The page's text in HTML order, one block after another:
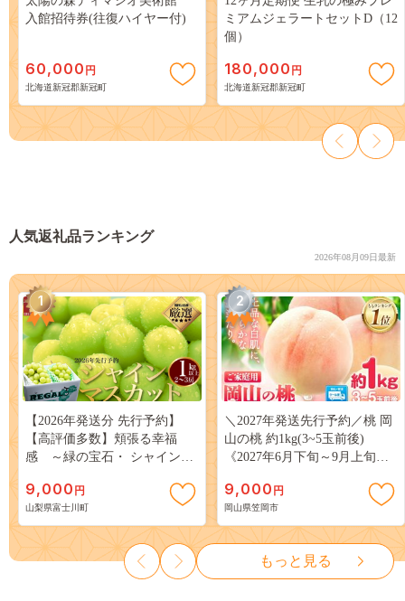
入館招待券(往復ハイヤー付)
60,000 円
北海道新冠郡新冠町
ミアムジェラートセットD（12
個）
180,000 円
北海道新冠郡新冠町
人気返礼品ランキング
2026年08月09日最新
1
【2026年発送分 先行予約】
【高評価多数】頬張る幸福
感 ～緑の宝石・ シャインマ
３房） フルーツ 山梨県産 果
物 くだもの シャイン マスカ
ット ぶどう ブドウ 葡萄 大粒
種なし 先行予約 富士川町
10000円 一万円 9000円 九千円
9,000 円
山梨県富士川町
2
＼2027年発送先行予約／桃 岡
山の桃 約1kg(3~5玉前後)
《2027年6月下旬～9月上旬頃
岡山 はくとう スイーツ フル
ーツ 果物 デザート 旬 モモ も
も 先行予約 送料無料 果物 岡
山県 笠岡市 清水白桃 白鳳 白
麗 クール便---
kasaoka_zsy_419_100---
9,000 円
岡山県笠岡市
もっと見る